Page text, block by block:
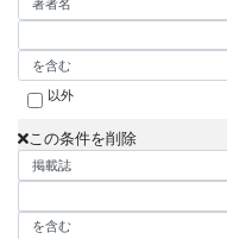
以外
この条件を削除